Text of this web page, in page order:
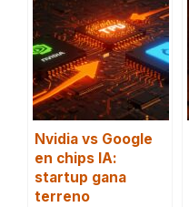
Nvidia vs Google
en chips IA:
startup gana
terreno